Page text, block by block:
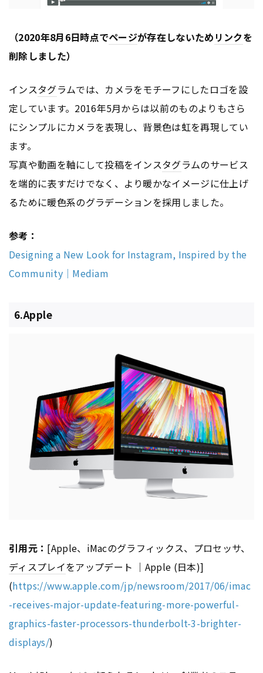
（2020年8月6日時点でページが存在しないため リンクを
削除しました）
インスタグラムでは、カメラをモチーフにしたロゴを設
定しています。2016年5月からは以前のものよりもさら
にシンプルにカメラを表現し、背景色は虹を再現してい
ます。
写真や動画を軸にして投稿をインスタグラムのサービス
を端的に表すだけでなく、より暖かなイメージに仕上げ
るために暖色系のグラデーションを採用しました。
参考：
Designing a New Look for Instagram, Inspired by the
Community｜Mediam
6.Apple
引用元： [Apple、iMacのグラフィックス、プロセッサ、
ディスプレイをアップデート ｜Apple (日本)]
(https://www.apple.com/jp/newsroom/2017/06/imac
-receives-major-update-featuring-more-powerful-
graphics-faster-processors-thunderbolt-3-brighter-
displays/)